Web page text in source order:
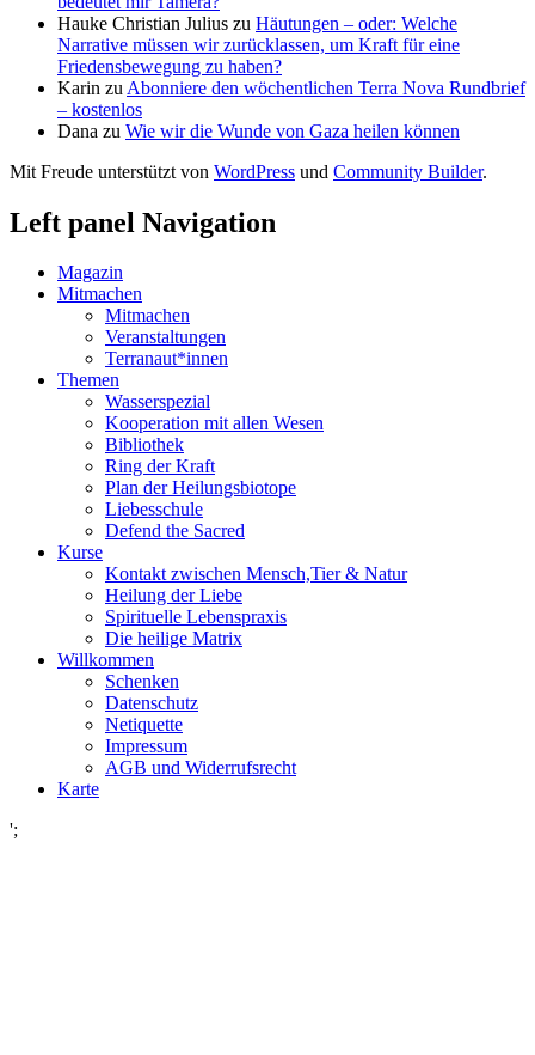
Hauke Christian Julius zu Häutungen – oder: Welche
Narrative müssen wir zurücklassen, um Kraft für eine
Friedensbewegung zu haben?
Karin zu Abonniere den wöchentlichen Terra Nova Rundbrief
– kostenlos
Dana zu Wie wir die Wunde von Gaza heilen können
Mit Freude unterstützt von WordPress und Community Builder.
Left panel Navigation
Magazin
Mitmachen
Mitmachen
Veranstaltungen
Terranaut*innen
Themen
Wasserspezial
Kooperation mit allen Wesen
Bibliothek
Ring der Kraft
Plan der Heilungsbiotope
Liebesschule
Defend the Sacred
Kurse
Kontakt zwischen Mensch,Tier & Natur
Heilung der Liebe
Spirituelle Lebenspraxis
Die heilige Matrix
Willkommen
Schenken
Datenschutz
Netiquette
Impressum
AGB und Widerrufsrecht
Karte
';